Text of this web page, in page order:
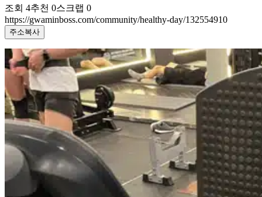
조회 4추천 0스크랩 0
https://gwaminboss.com/community/healthy-day/132554910
주소복사